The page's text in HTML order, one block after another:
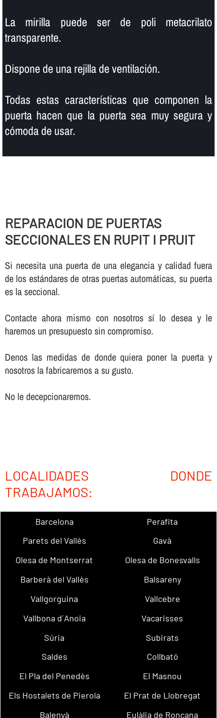
La mirilla puede ser de poli metacrilato
transparente.
Dispone de una rejilla de ventilación.
Todas estas caracterí­sticas que componen la
puerta hacen que la puerta sea muy segura y
cómoda de usar.
REPARACION DE PUERTAS
SECCIONALES EN RUPIT I PRUIT
Si necesita una puerta de una elegancia y calidad fuera
de los estándares de otras puertas automáticas, su puerta
es la seccional.
Contacte ahora mismo con nosotros sí­ lo desea y le
haremos un presupuesto sin compromiso.
Denos las medidas de donde quiera poner la puerta y
nosotros la fabricaremos a su gusto.
No le decepcionaremos.
LOCALIDADES DONDE
TRABAJAMOS:
Barcelona
Perafita
Parets del Vallès
Gavà
Olesa de Montserrat
Olesa de Bonesvalls
Barberà del Vallès
Balsareny
Vallgorguina
Vallcebre
Vallbona d´Anoia
Vacarisses
Súria
Subirats
Saldes
Collbató
El Pla del Penedès
El Masnou
Els Hostalets de Pierola
El Prat de Llobregat
Balenyà
Eulàlia de Ronçana